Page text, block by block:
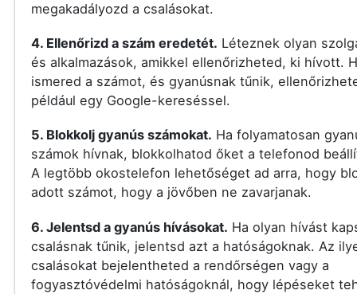
megakadályozd a csalásokat.
4. Ellenőrizd a szám eredetét. Léteznek olyan
és alkalmazások, amikkel ellenőrizheted, ki hívott.
ismered a számot, és gyanúsnak tűnik,
például egy Google-kereséssel.
5. Blokkolj gyanús számokat. Ha folyamatosan
számok hívnak, blokkolhatod őket a telefonod
A legtöbb okostelefon lehetőséget ad arra, hogy
adott számot, hogy a jövőben ne zavarjanak.
6. Jelentsd a gyanús hívásokat. Ha olyan hívást
csalásnak tűnik, jelentsd azt a hatóságoknak. Az
csalásokat bejelentheted a rendőrségen vagy a
fogyasztóvédelmi hatóságoknál, hogy lépéseket